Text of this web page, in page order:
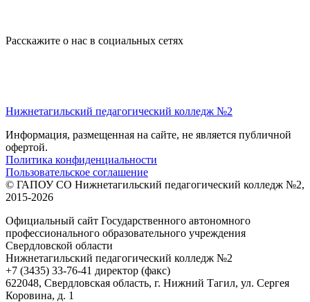
Расскажите о нас в социальных сетях
Нижнетагильский педагогический колледж №2
Информация, размещенная на сайте, не является публичной
офертой.
Политика конфиденциальности
Пользовательское соглашение
© ГАПОУ СО Нижнетагильский педагогический колледж №2,
2015-2026
Официальный сайт Государственного автономного
профессионального образовательного учреждения
Свердловской области
Нижнетагильский педагогический колледж №2
+7 (3435) 33-76-41 директор (факс)
622048, Свердловская область, г. Нижний Тагил, ул. Сергея
Коровина, д. 1